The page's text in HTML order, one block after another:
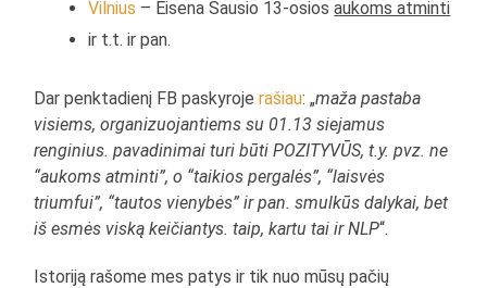
Vilnius – Eisena Sausio 13-osiosaukoms atminti
ir t.t. ir pan.
Dar penktadienį FB paskyrojerašiau: „maža pastaba
visiems, organizuojantiems su 01.13 siejamus
renginius. pavadinimai turi būti POZITYVŪS, t.y. pvz. ne
“aukoms atminti”, o “taikios pergalės”, “laisvės
triumfui”, “tautos vienybės” ir pan. smulkūs dalykai, bet
iš esmės viską keičiantys. taip, kartu tai ir NLP“.
Istoriją rašome mes patys ir tik nuo mūsų pačių